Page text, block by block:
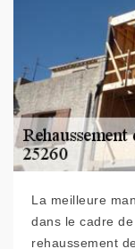
La meilleure
dans le cadre
rehaussement